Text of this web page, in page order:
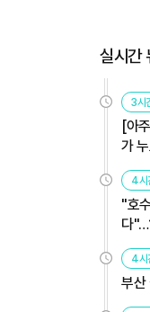
실시간
3시
[아
가
外
4시
"호
다
4시
부산